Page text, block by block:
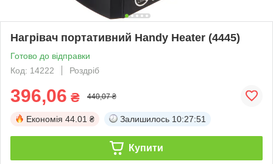
Нагрівач портативний Handy Heater (4445)
Готово до відправки
Код: 14222
Роздріб
396,06 ₴ 440,07 ₴
Економія 44.01 ₴ Залишилось 10:27:51
Купити